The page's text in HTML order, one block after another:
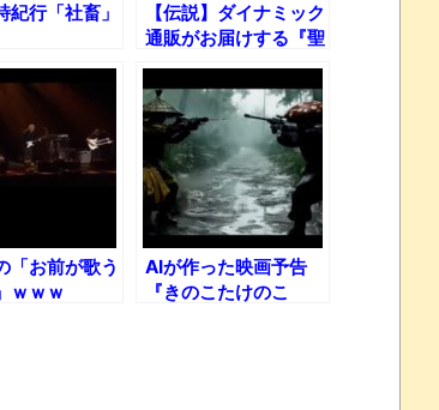
紀行「社畜」
【伝説】ダイナミック
通販がお届けする『聖
ナサホ師の宝玉』ｗｗ
ｗ
「お前が歌う
ｗｗｗ
AIが作った映画予告
『きのこたけのこ